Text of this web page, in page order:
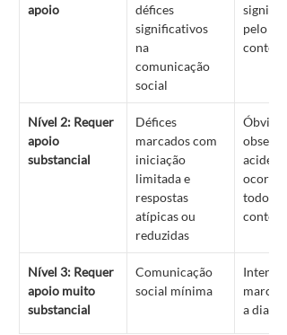
apoio
défices
significativos
na
comunicação
social
pelo
contexto
Nível 2: Requer
apoio
substancial
Défices
marcados com
iniciação
limitada e
respostas
atípicas ou
reduzidas
Óbvio
ocorre
todos os
Nível 3: Requer
apoio muito
substancial
Comunicação
social mínima
a dia